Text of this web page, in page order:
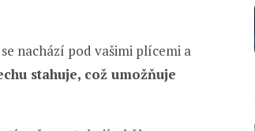
nachází pod vašimi plícemi a
stahuje, což umožňuje